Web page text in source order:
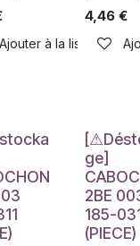
Ajouter à la liste de
4,46€
Déstockage
ge]
2BE
185-
(PIECE)